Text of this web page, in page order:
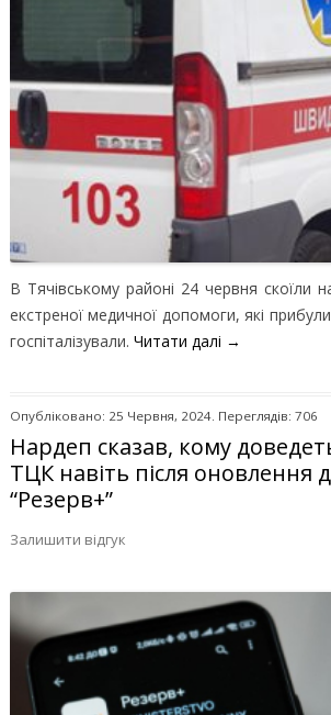
В Тячівському районі 24 червня скоїли
екстреної медичної допомоги, які
госпіталізували. Читати далі →
Опубліковано: 25 Червня, 2024. Переглядів: 706
Нардеп сказав, кому
ТЦК навіть після оновлення
“Резерв+”
Залишити відгук